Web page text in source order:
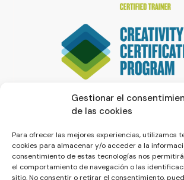
Gestionar el
de las cookies
Para ofrecer las mejores experiencias, utilizamos
cookies para almacenar y/o acceder a la
consentimiento de estas tecnologías nos
el comportamiento de navegación o las
sitio. No consentir o retirar el consentimiento,